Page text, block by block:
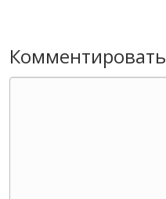
Комментировать